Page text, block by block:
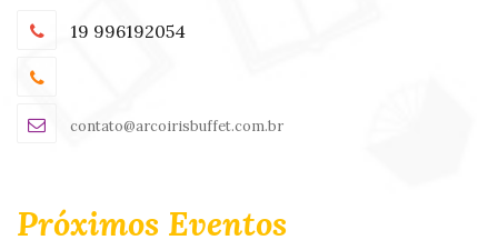
19 996192054
contato@arcoirisbuffet.com.br
Próximos Eventos